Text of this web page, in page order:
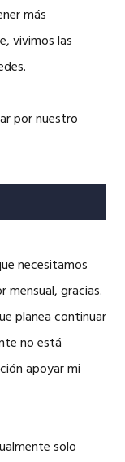
más
vivimos las
por nuestro
necesitamos
mensual, gracias.
planea continuar
no está
apoyar mi
solo